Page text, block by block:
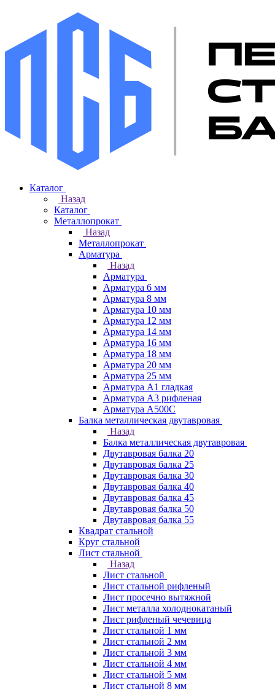
Каталог
Назад
Каталог
Металлопрокат
Назад
Металлопрокат
Арматура
Назад
Арматура
Арматура 6 мм
Арматура 8 мм
Арматура 10 мм
Арматура 12 мм
Арматура 14 мм
Арматура 16 мм
Арматура 18 мм
Арматура 20 мм
Арматура 25 мм
Арматура А1 гладкая
Арматура А3 рифленая
Арматура А500С
Балка металлическая двутавровая
Назад
Балка металлическая двутавровая
Двутавровая балка 20
Двутавровая балка 25
Двутавровая балка 30
Двутавровая балка 40
Двутавровая балка 45
Двутавровая балка 50
Двутавровая балка 55
Квадрат стальной
Круг стальной
Лист стальной
Назад
Лист стальной
Лист стальной рифленый
Лист просечно вытяжной
Лист металла холоднокатаный
Лист рифленый чечевица
Лист стальной 1 мм
Лист стальной 2 мм
Лист стальной 3 мм
Лист стальной 4 мм
Лист стальной 5 мм
Лист стальной 8 мм